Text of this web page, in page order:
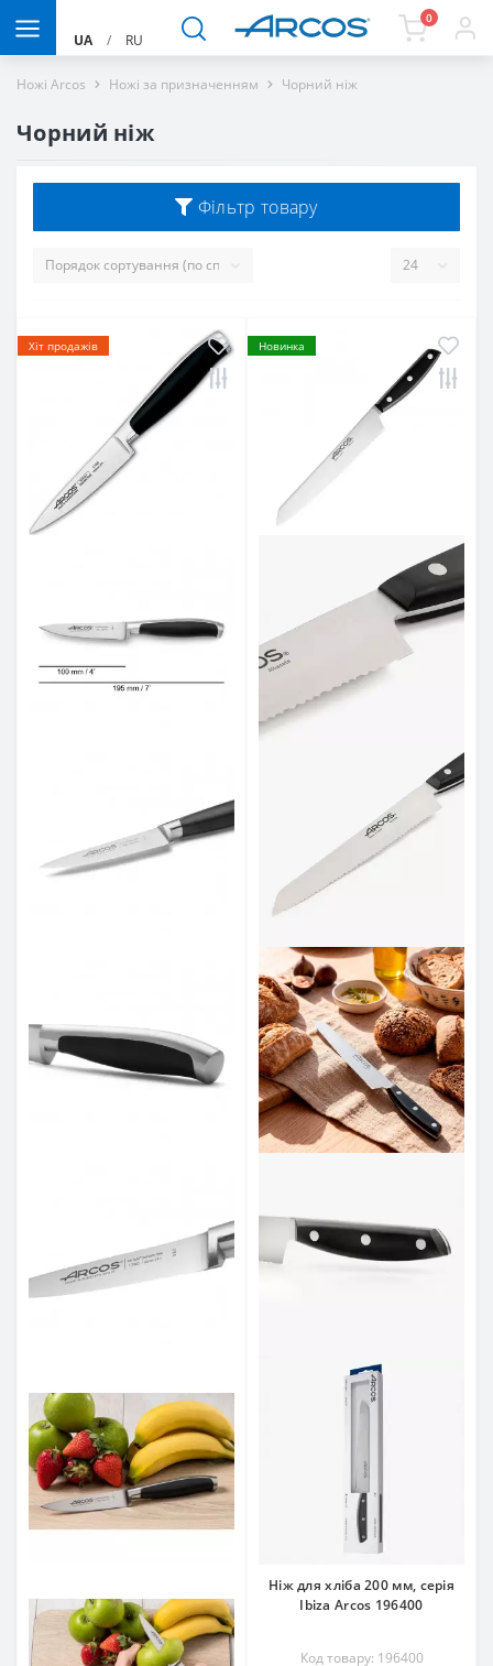
UA / RU
0
Ножі Arcos Ножі за призначенням Чорний ніж
Чорний ніж
Фільтр товару
Хіт продажів Новинка
Ніж для хліба 200 мм, серія
Ibiza Arcos 196400
Код товару: 196400